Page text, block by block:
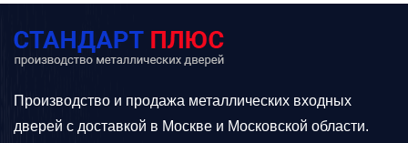
Производство и продажа металлических входных
дверей с доставкой в Москве и Московской области.